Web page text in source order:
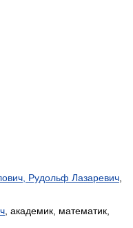
Рудольф Лазаревич
, академик, математик,